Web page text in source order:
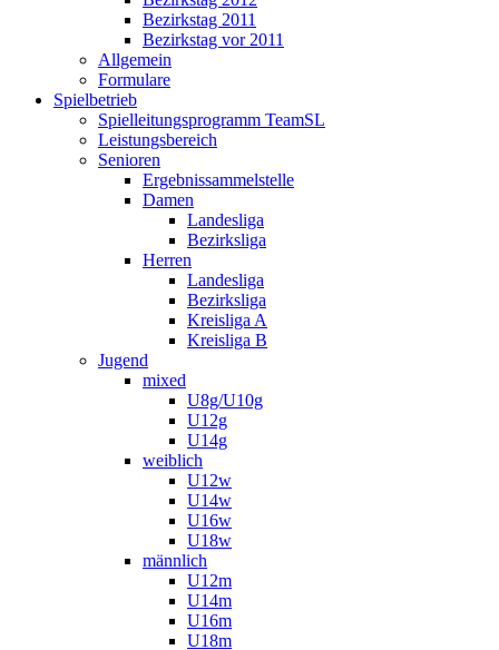
Bezirkstag 2011
Bezirkstag vor 2011
Allgemein
Formulare
Spielbetrieb
Spielleitungsprogramm TeamSL
Leistungsbereich
Senioren
Ergebnissammelstelle
Damen
Landesliga
Bezirksliga
Herren
Landesliga
Bezirksliga
Kreisliga A
Kreisliga B
Jugend
mixed
U8g/U10g
U12g
U14g
weiblich
U12w
U14w
U16w
U18w
männlich
U12m
U14m
U16m
U18m